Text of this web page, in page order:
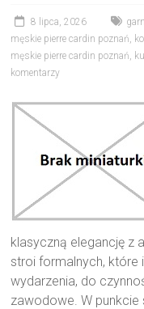
8 lipca, 2026
męskie pierre cardin poznań,
męskie pierre cardin poznań,
komentarzy
klasyczną elegancję z
stroi formalnych, które
wydarzenia, do
zawodowe. W